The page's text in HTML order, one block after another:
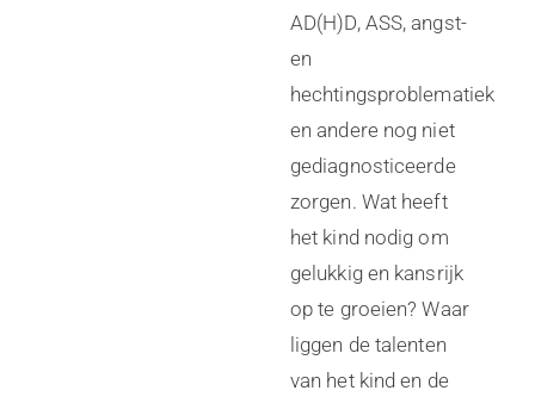
AD(H)D, ASS, angst-
en
hechtingsproblematiek
en andere nog niet
gediagnosticeerde
zorgen. Wat heeft
het kind nodig om
gelukkig en kansrijk
op te groeien? Waar
liggen de talenten
van het kind en de